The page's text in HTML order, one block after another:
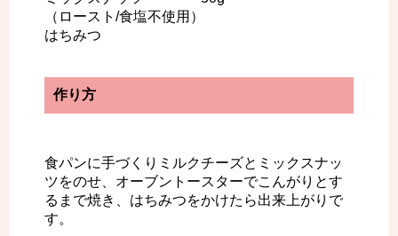
（ロースト/食塩不使用）
はちみつ
作り方
食パンに手づくりミルクチーズとミックスナッ
ツをのせ、オーブントースターでこんがりとす
るまで焼き、はちみつをかけたら出来上がりで
す。